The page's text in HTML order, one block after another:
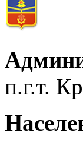
п.г.т.